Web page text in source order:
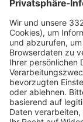
HÄUFIG
Pässe und
Trainerausbildung
BFV-
Trainerbörse